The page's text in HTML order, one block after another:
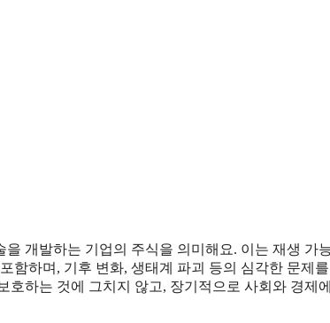
개발하는 기업의 주식을 의미해요. 이는 재생 가
함하며, 기후 변화, 생태계 파괴 등의 심각한 문제
하는 것에 그치지 않고, 장기적으로 사회와 경제